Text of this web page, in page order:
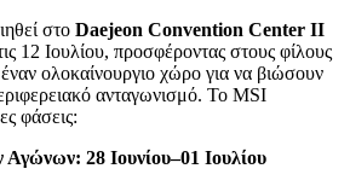
στο Daejeon Convention Center II
12 Ιουλίου, προσφέροντας στους φίλους
ολοκαίνουργιο χώρο για να βιώσουν
ανταγωνισμό. Το MSI
φάσεις:
28 Ιουνίου–01 Ιουλίου